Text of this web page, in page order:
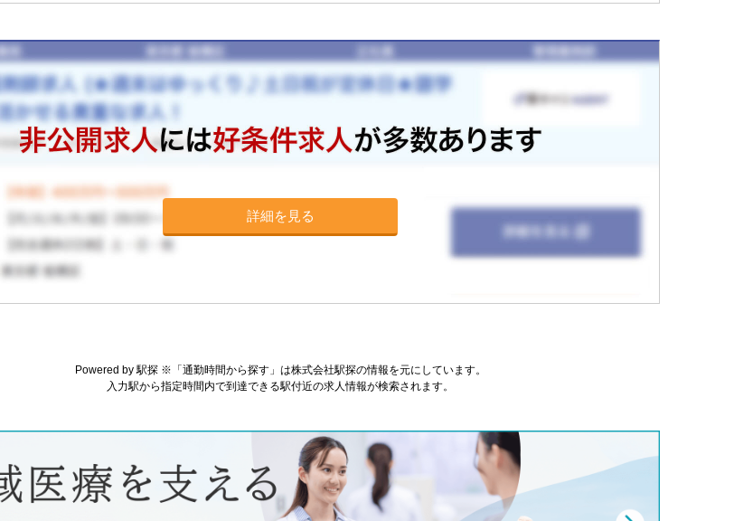
詳細を見る
Powered by 駅探 ※「通勤時間から探す」は株式会社駅探の情報を元にしています。
入力駅から指定時間内で到達できる駅付近の求人情報が検索されます。